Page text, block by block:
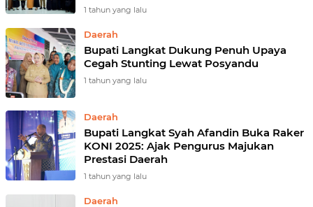
1 tahun yang lalu
Daerah
Bupati Langkat Dukung Penuh Upaya
Cegah Stunting Lewat Posyandu
1 tahun yang lalu
Daerah
Bupati Langkat Syah Afandin Buka Raker
KONI 2025: Ajak Pengurus Majukan
Prestasi Daerah
1 tahun yang lalu
Daerah